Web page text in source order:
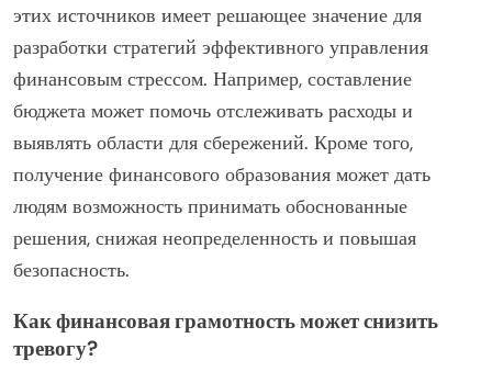
этих источников имеет решающее значение для
разработки стратегий эффективного управления
финансовым стрессом. Например, составление
бюджета может помочь отслеживать расходы и
выявлять области для сбережений. Кроме того,
получение финансового образования может дать
людям возможность принимать обоснованные
решения, снижая неопределенность и повышая
безопасность.
Как финансовая грамотность может снизить
тревогу?